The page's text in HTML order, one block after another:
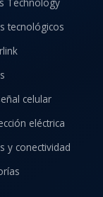
tecnológicos
celular
eléctrica
y conectividad